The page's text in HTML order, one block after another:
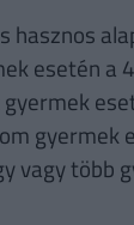
hasznos
esetén a
gyermek
vagy több